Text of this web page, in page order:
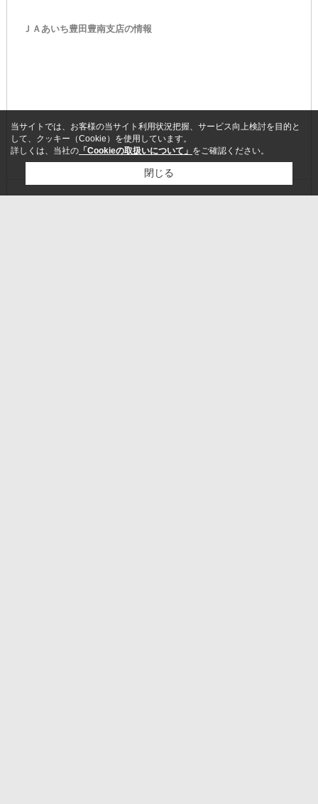
ＪＡあいち豊田豊南支店の情報
当サイトでは、お客様の当サイト利用状況把握、サービス向上検討を目的と
して、クッキー（Cookie）を使用しています。
詳しくは、当社の 「Cookieの取扱いについて」 をご確認ください。
閉じる